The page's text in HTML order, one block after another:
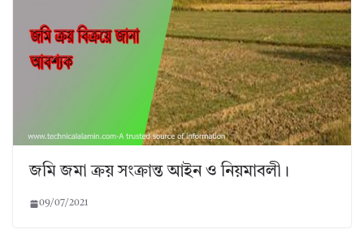
জমি জমা ক্রয় সংক্রান্ত আইন ও নিয়মাবলী।
09/07/2021